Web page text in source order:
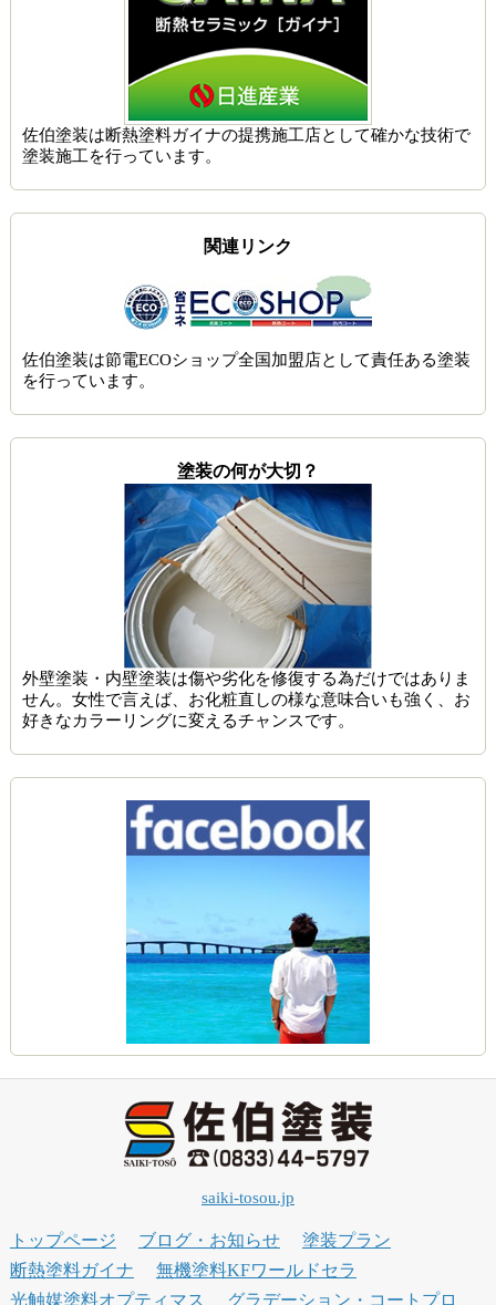
佐伯塗装は断熱塗料ガイナの提携施工店として確かな技術で
塗装施工を行っています。
関連リンク
佐伯塗装は節電ECOショップ全国加盟店として責任ある塗装
を行っています。
塗装の何が大切？
外壁塗装・内壁塗装は傷や劣化を修復する為だけではありま
せん。女性で言えば、お化粧直しの様な意味合いも強く、お
好きなカラーリングに変えるチャンスです。
saiki-tosou.jp
トップページ ブログ・お知らせ
塗装プラン
断熱塗料ガイナ
無機塗料KFワールドセラ
光触媒塗料オプティマス
グラデーション・コートプロ